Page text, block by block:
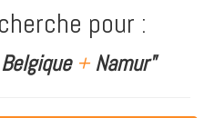
pour :
+Namur"